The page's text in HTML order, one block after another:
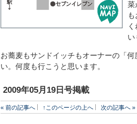
菜
い
お蕎麦もサンドイッチもオーナーの「
い。何度も行こうと思います。
2009年05月19日号掲載
« 前の記事へ ↑このページの上へ 次の記事へ »